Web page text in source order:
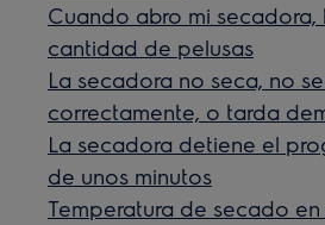
Cuando abro mi secadora,
cantidad de pelusas
La secadora no seca, no
correctamente, o tarda
La secadora detiene el
de unos minutos
Temperatura de secado